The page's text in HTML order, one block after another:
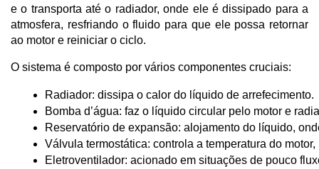
e o transporta até o radiador, onde ele é dissipado para a
atmosfera, resfriando o fluido para que ele possa retornar
ao motor e reiniciar o ciclo.
O sistema é composto por vários componentes cruciais:
Radiador: dissipa o calor do líquido de arrefecimento.
Bomba d’água: faz o líquido circular pelo motor e
Reservatório de expansão: alojamento do líquido,
Válvula termostática: controla a temperatura do
Eletroventilador: acionado em situações de pouco